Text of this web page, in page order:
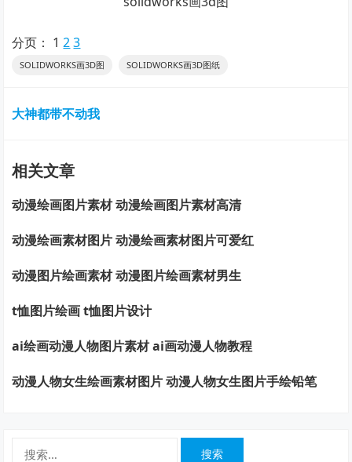
分页： 1 2 3
SOLIDWORKS画3D图 SOLIDWORKS画3D图纸
大神都带不动我
相关文章
动漫绘画图片素材 动漫绘画图片素材高清
动漫绘画素材图片 动漫绘画素材图片可爱红
动漫图片绘画素材 动漫图片绘画素材男生
t恤图片绘画 t恤图片设计
ai绘画动漫人物图片素材 ai画动漫人物教程
动漫人物女生绘画素材图片 动漫人物女生图片手绘铅笔